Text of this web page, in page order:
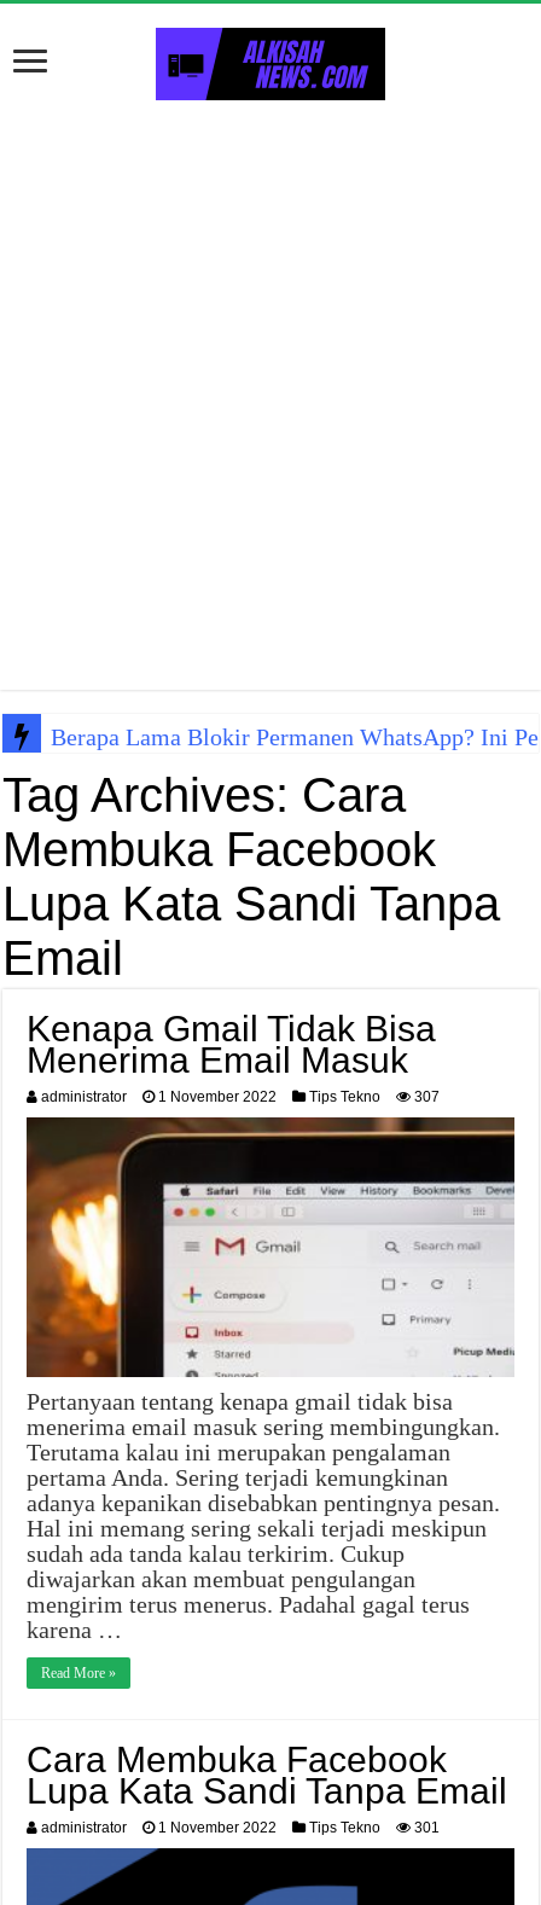
Berapa Lama Blokir Permanen WhatsApp? Ini
Tag Archives: Cara
Membuka Facebook
Lupa Kata Sandi Tanpa
Email
Kenapa Gmail Tidak Bisa
Menerima Email Masuk
administrator 1 November 2022 Tips Tekno 307
Pertanyaan tentang kenapa gmail tidak bisa
menerima email masuk sering membingungkan.
Terutama kalau ini merupakan pengalaman
pertama Anda. Sering terjadi kemungkinan
adanya kepanikan disebabkan pentingnya pesan.
Hal ini memang sering sekali terjadi meskipun
sudah ada tanda kalau terkirim. Cukup
diwajarkan akan membuat pengulangan
mengirim terus menerus. Padahal gagal terus
karena …
Read More »
Cara Membuka Facebook
Lupa Kata Sandi Tanpa Email
administrator 1 November 2022 Tips Tekno 301